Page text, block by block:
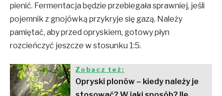
pienić. Fermentacja będzie przebiegała sprawniej, jeśli
pojemnik z gnojówką przykryje się gazą. Należy
pamiętać, aby przed opryskiem, gotowy płyn
rozcieńczyć jeszcze w stosunku 1:5.
Zobacz też:
Opryski plonów – kiedy należy je